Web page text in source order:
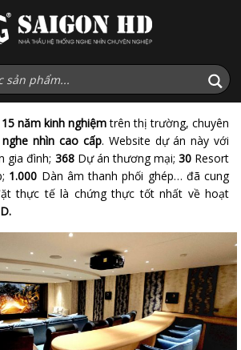
năm kinh nghiệmtrên thị trường, chuyên
nhìn cao cấp. Website dự án này với
gia đình; 368Dự án thương mại; 30Resort
1.000 Dàn âm thanh phối ghép… đã cung
thực tế là chứng thực tốt nhất về hoạt